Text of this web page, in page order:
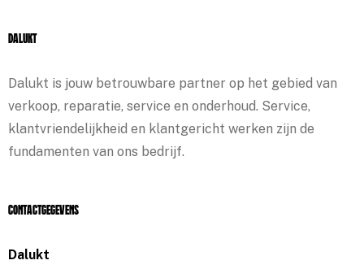
Dalukt
Dalukt is jouw betrouwbare partner op het gebied van
verkoop, reparatie, service en onderhoud. Service,
klantvriendelijkheid en klantgericht werken zijn de
fundamenten van ons bedrijf.
Contactgegevens
Dalukt